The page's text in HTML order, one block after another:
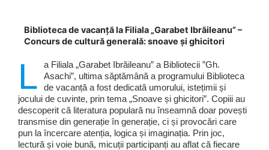
Biblioteca de vacanță la Filiala „Garabet Ibrăileanu” –
Concurs de cultură generală: snoave și ghicitori
L
a Filiala „Garabet Ibrăileanu” a Bibliotecii ”Gh.
Asachi”, ultima săptămână a programului Biblioteca
de vacanță a fost dedicată umorului, istețimii și
jocului de cuvinte, prin tema „Snoave și ghicitori”. Copiii au
descoperit că literatura populară nu înseamnă doar povești
transmise din generație în generație, ci și provocări care
pun la încercare atenția, logica și imaginația. Prin joc,
lectură și voie bună, micuții participanți au aflat că fiecare